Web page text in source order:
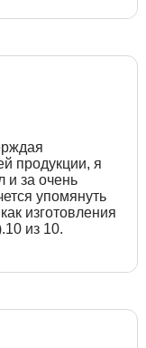
продукции, я
и за очень
упомянуть
изготовления
из 10.